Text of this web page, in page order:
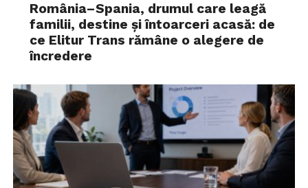
România–Spania, drumul care leagă
familii, destine și întoarceri acasă: de
ce Elitur Trans rămâne o alegere de
încredere